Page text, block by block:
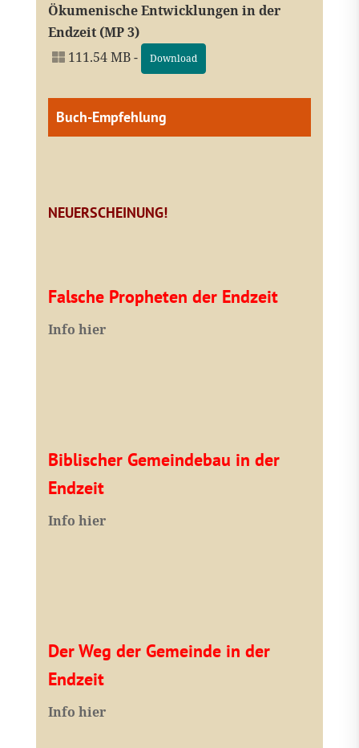
Ökumenische Entwicklungen in der
Endzeit (MP 3)
111.54 MB -
Download
Buch-Empfehlung
NEUERSCHEINUNG!
Falsche Propheten der Endzeit
Info hier
Biblischer Gemeindebau in der
Endzeit
Info hier
Der Weg der Gemeinde in der
Endzeit
Info hier